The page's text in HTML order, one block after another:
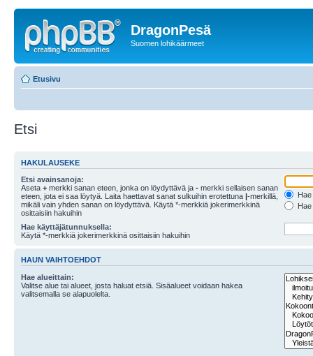
DragonPesä
Suomen lohikäärmeet
Etusivu
Etsi
HAKULAUSEKE
Etsi avainsanoja:
Aseta + merkki sanan eteen, jonka on löydyttävä ja - merkki sellaisen sanan
eteen, jota ei saa löytyä. Laita haettavat sanat sulkuihin erotettuna |-merkillä,
mikäli vain yhden sanan on löydyttävä. Käytä *-merkkiä jokerimerkkinä
osittaisiin hakuihin
Hae käyttäjätunnuksella:
Käytä *-merkkiä jokerimerkkinä osittaisiin hakuihin
HAUN VAIHTOEHDOT
Hae alueittain:
Valitse alue tai alueet, josta haluat etsiä. Sisäalueet voidaan hakea
valitsemalla se alapuolelta.